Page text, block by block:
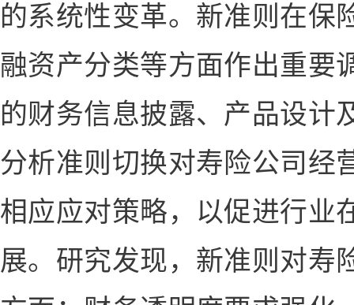
的系统性变革。新准则在保
融资产分类等方面作出重要
的财务信息披露、产品设计
分析准则切换对寿险公司经
相应应对策略，以促进行业
展。研究发现，新准则对寿